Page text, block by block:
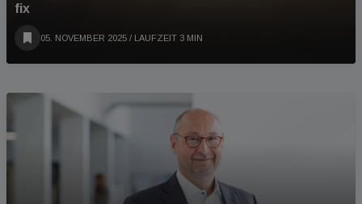
fix
05. NOVEMBER 2025 / LAUFZEIT 3 MIN